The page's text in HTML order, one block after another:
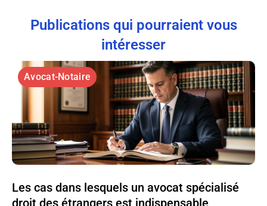
Publications qui pourraient vous
intéresser
Avocat-Notaire
Les cas dans lesquels un avocat spécialisé